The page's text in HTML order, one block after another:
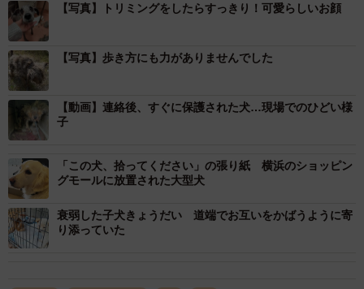
【写真】トリミングをしたらすっきり！可愛らしいお顔
【写真】歩き方にも力がありませんでした
【動画】連絡後、すぐに保護された犬…現場でのひどい様
子
「この犬、拾ってください」の張り紙 横浜のショッピン
グモールに放置された大型犬
衰弱した子犬きょうだい 道端でお互いをかばうように寄
り添っていた